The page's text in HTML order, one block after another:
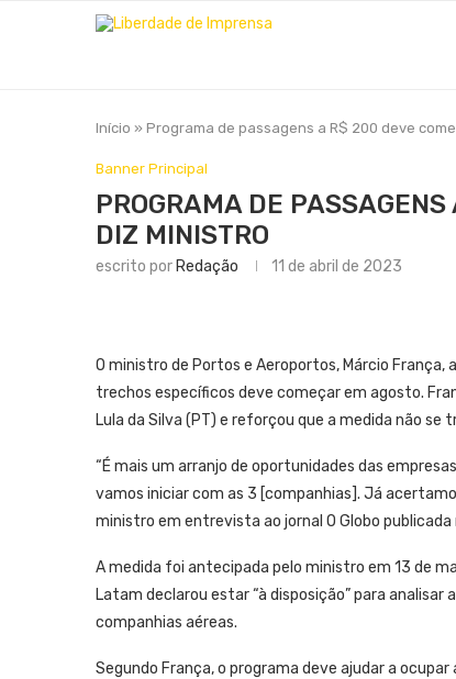
Início » Programa de passagens a R$ 200 deve
Banner Principal
PROGRAMA DE
DIZ MINISTRO
escrito por Redação 11 de abril de 2023
O ministro de Portos e Aeroportos, Márcio França,
trechos específicos deve começar em agosto.
Lula da Silva (PT) e reforçou que a medida não se
“É mais um arranjo de oportunidades das
vamos iniciar com as 3 [companhias]. Já
ministro em entrevista ao jornal O Globo
A medida foi antecipada pelo ministro em 13 de
Latam declarou estar “à disposição” para
companhias aéreas.
Segundo França, o programa deve ajudar a